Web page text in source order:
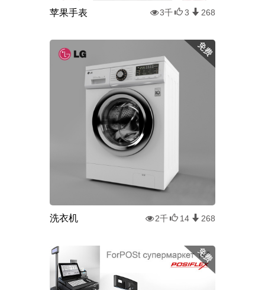
苹果手表 3千 3 268
洗衣机 2千 14 268